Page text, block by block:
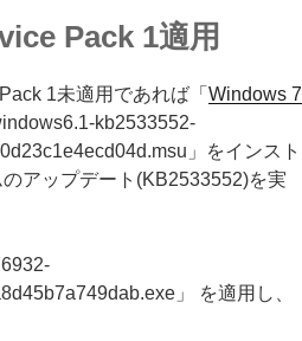
Pack 1適用
1未適用であれば「 Windows 7
kb2533552-
」をインスト
アップデート(KB2533552)を実
」 を適用し、